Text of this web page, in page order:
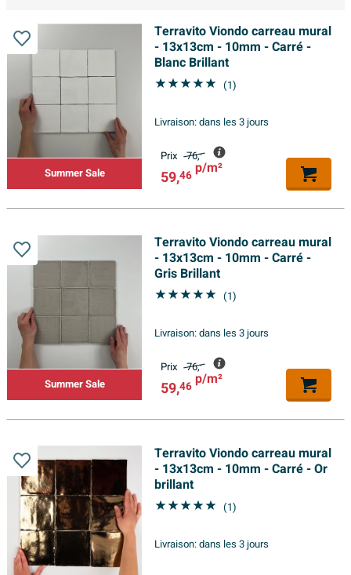
Summer Sale
Terravito Viondo carreau mural
- 13x13cm - 10mm - Carré -
Blanc Brillant
(1)
Livraison:dans les 3 jours
Prix 76,-
59,46 p/m²
Summer Sale
Terravito Viondo carreau mural
- 13x13cm - 10mm - Carré -
Gris Brillant
(1)
Livraison:dans les 3 jours
Prix 76,-
59,46 p/m²
Terravito Viondo carreau mural
- 13x13cm - 10mm - Carré - Or
brillant
(1)
Livraison:dans les 3 jours